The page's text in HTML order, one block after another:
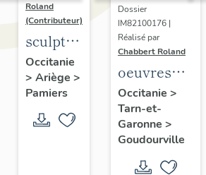
Roland
(Contributeur)
sculpture
: crayon
monumental
ou
crayon
Occitanie
> Ariège >
Pamiers
Dossier
IM82100176 |
Réalisé par
Chabbert Roland
oeuvres
décoratives
du collège
Occitanie >
Tarn-et-
Garonne >
Goudourville